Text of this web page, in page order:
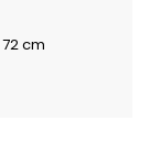
72 cm